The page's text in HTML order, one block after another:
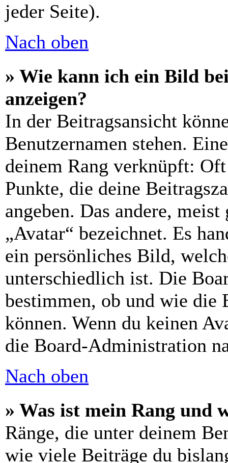
jeder Seite).
Nach oben
» Wie kann ich ein Bild
anzeigen?
In der Beitragsansicht
Benutzernamen stehen.
deinem Rang verknüpft:
Punkte, die deine
angeben. Das andere,
„Avatar“ bezeichnet. Es
ein persönliches Bild,
unterschiedlich ist. Die
bestimmen, ob und wie die
können. Wenn du keinen
die Board-Administration
Nach oben
» Was ist mein Rang und
Ränge, die unter deinem
wie viele Beiträge du